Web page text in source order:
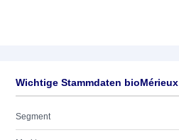
Wichtige Stammdaten bioMérieux
Segment